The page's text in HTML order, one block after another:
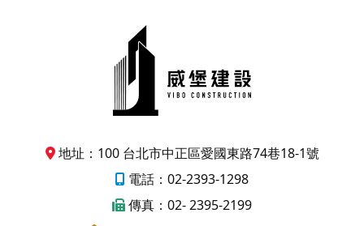
地址：100 台北市中正區愛國東路74巷18-1號
電話：02-2393-1298
傳真：02- 2395-2199